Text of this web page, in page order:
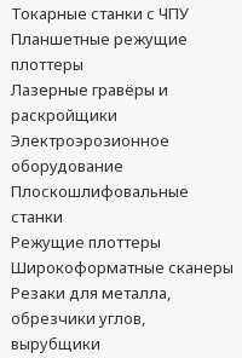
Токарные станки с ЧПУ
Планшетные режущие
плоттеры
Лазерные гравёры и
раскройщики
Электроэрозионное
оборудование
Плоскошлифовальные
станки
Режущие плоттеры
Широкоформатные сканеры
Резаки для металла,
обрезчики углов,
вырубщики